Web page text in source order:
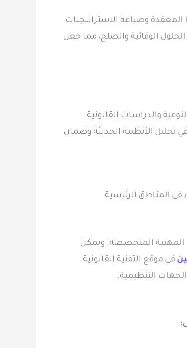
المعقدة وصياغة الاستراتيجيات
الوقائية والصلح، مما جعل
والدراسات القانونية
تحليل الأنظمة الحديثة وضمان
في المناطق الرئيسية
المهنية المتخصصة. ويمكن
في موقع التقنية القانونية
التنظيمية.